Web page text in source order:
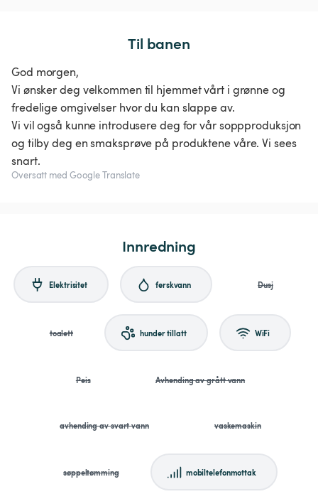
Til banen
God morgen,
Vi ønsker deg velkommen til hjemmet vårt i grønne og
fredelige omgivelser hvor du kan slappe av.
Vi vil også kunne introdusere deg for vår soppproduksjon
og tilby deg en smaksprøve på produktene våre. Vi sees
snart.
Oversatt med Google Translate
Innredning
Elektrisitet ferskvann Dusj
toalett hunder tillatt WiFi
Peis Avhending av grått vann
avhending av svart vann vaskemaskin
søppeltømming mobiltelefonmottak